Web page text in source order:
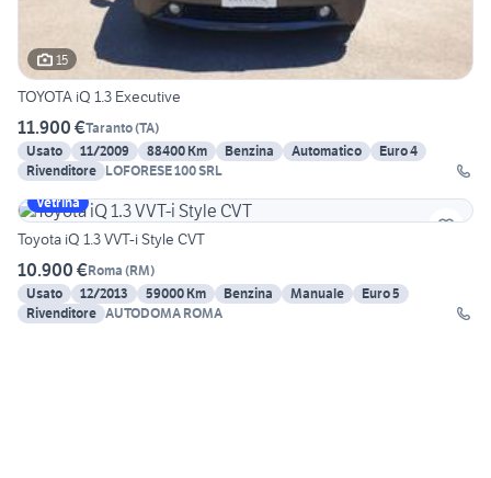
15
TOYOTA iQ 1.3 Executive
11.900 €Taranto(TA)
Usato
11/2009 88400 Km Benzina Automatico
Euro 4
Rivenditore LOFORESE 100 SRL
Vetrina
Toyota iQ 1.3 VVT-i Style CVT
10.900 €Roma (RM)
Usato
12/2013 59000 Km Benzina Manuale
Euro 5
Rivenditore AUTODOMA ROMA